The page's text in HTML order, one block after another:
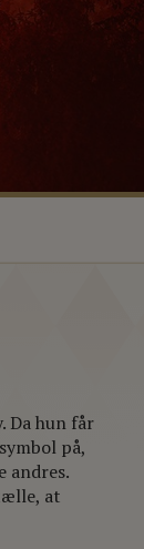
Da hun får
på,
andres.
at